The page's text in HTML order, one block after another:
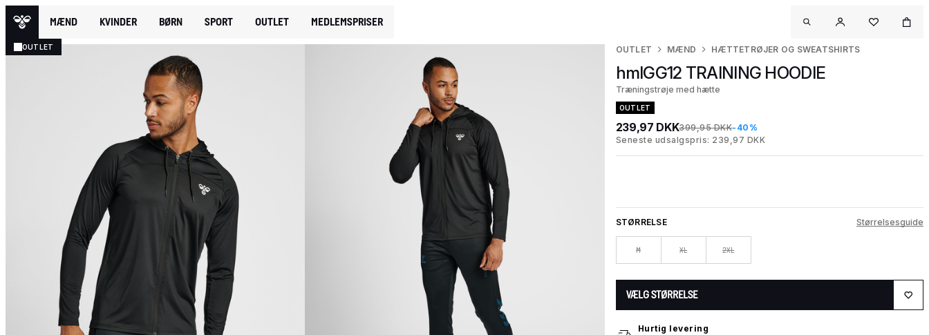
MÆND KVINDER BØRN SPORT OUTLET MEDLEMSPRISER
OUTLET OUTLET MÆND HÆTTETRØJER OG SWEATSHIRTS
hmlGG12 TRAINING HOODIE
Træningstrøje med hætte
OUTLET
239,97 DKK399,95 DKK-40%
Seneste udsalgspris: 239,97 DKK
STØRRELSE Størrelsesguide
M XL 2XL
VÆLG STØRRELSE
Hurtig levering